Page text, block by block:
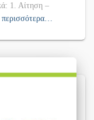
1. Αίτηση –